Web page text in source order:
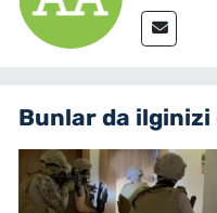
Bunlar da